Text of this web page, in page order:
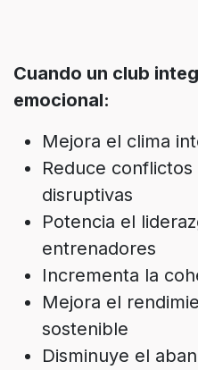
Cuando un club
emocional:
Mejora el clima
Reduce
disruptivas
Potencia el
entrenadores
Incrementa la
Mejora el
sostenible
Disminuye el